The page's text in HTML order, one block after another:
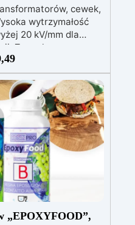
cewek,
wytrzymałość
20 kV/mm dla
Zero skurczu:
wymiarowa podczas
na wilgoć i środki
do trudnych
odpowiednia do
płytek PCB i
Długotrwała
do +150°C
w wersji
łatwej kontroli) oraz z
osobno, dla ochrony
sabotażowej.
„EPOXYFOOD”,